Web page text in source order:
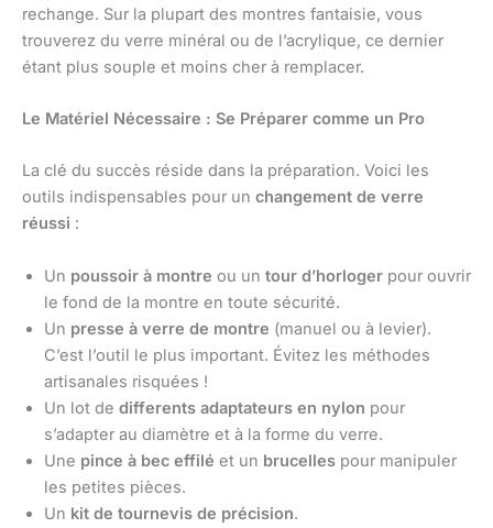
rechange. Sur la plupart des montres fantaisie, vous
trouverez du verre minéral ou de l’acrylique, ce dernier
étant plus souple et moins cher à remplacer.
Le Matériel Nécessaire : Se Préparer comme un Pro
La clé du succès réside dans la préparation. Voici les
outils indispensables pour un changement de verre
réussi :
Un poussoir à montre ou un tour d’horloger pour ouvrir
le fond de la montre en toute sécurité.
Un presse à verre de montre (manuel ou à levier).
C’est l’outil le plus important. Évitez les méthodes
artisanales risquées !
Un lot de differents adaptateurs en nylon pour
s’adapter au diamètre et à la forme du verre.
Une pince à bec effilé et un brucelles pour manipuler
les petites pièces.
Un kit de tournevis de précision.